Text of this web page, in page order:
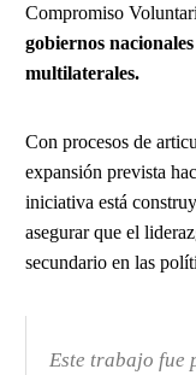
Compromiso
gobiernos
multilaterales.
Con procesos de
expansión prevista
iniciativa está
asegurar que el
secundario en las
Este trabajo fue